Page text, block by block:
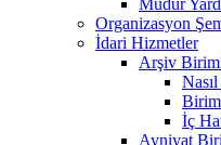
Organizasyon
İdari Hizmetler
Arşiv
Birim
İç
Ayniyat